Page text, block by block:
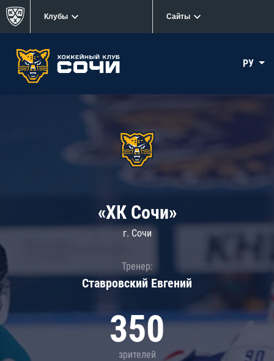
Клубы Сайты
РУ
«ХК Сочи»
г. Сочи
Тренер:
Ставровский Евгений
350
зрителей